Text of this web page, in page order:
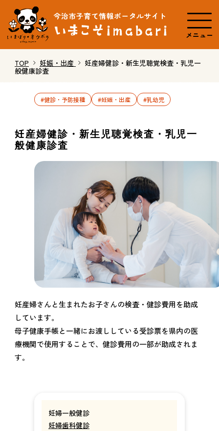
メニュー
TOP 妊娠・出産
妊産婦健診・新生児聴覚検査・乳児一
般健康診査
#健診・予防接種 #妊娠・出産 #乳幼児
妊産婦健診・新生児聴覚検査・乳児一
般健康診査
妊産婦さんと生まれたお子さんの検査・健診費用を助成
しています。
母子健康手帳と一緒にお渡ししている受診票を県内の医
療機関で使用することで、健診費用の一部が助成されま
す。
妊婦一般健診
妊婦歯科健診